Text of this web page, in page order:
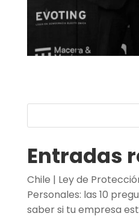
Entradas
Chile | Ley de
Personales: las 10
saber si tu empresa